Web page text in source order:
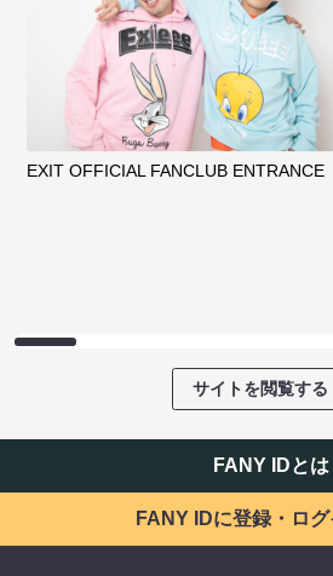
EXIT OFFICIAL FANCLUB ENTRANCE
サイトを閲覧する
FANY IDとは
FANY IDに登録・ロ